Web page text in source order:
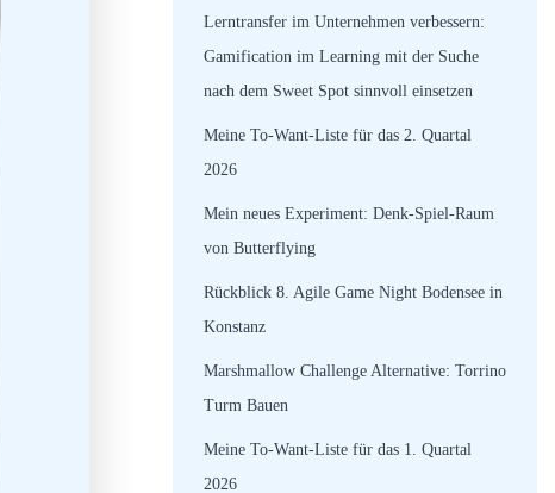
Lerntransfer im Unternehmen verbessern:
Gamification im Learning mit der Suche
nach dem Sweet Spot sinnvoll einsetzen
Meine To-Want-Liste für das 2. Quartal
2026
Mein neues Experiment: Denk-Spiel-Raum
von Butterflying
Rückblick 8. Agile Game Night Bodensee in
Konstanz
Marshmallow Challenge Alternative: Torrino
Turm Bauen
Meine To-Want-Liste für das 1. Quartal
2026